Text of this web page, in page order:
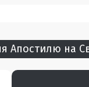
Апостилю на